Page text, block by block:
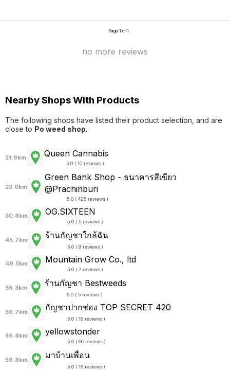
Page 1 of 1
no more reviews
Nearby Shops With Products
The following shops have listed their product selection, and are
close to Po weed shop.
21.9km Queen Cannabis
5.0 ( 10 reviews )
23.0km
Green Bank Shop - ธนาคารสีเขียว
@Prachinburi
5.0 ( 425 reviews )
30.8km OG.SIXTEEN
5.0 ( 5 reviews )
45.7km ร้านกัญชาใกล้ฉัน
5.0 ( 9 reviews )
49.5km Mountain Grow Co., ltd
5.0 ( 7 reviews )
56.3km ร้านกัญชา Bestweeds
5.0 ( 5 reviews )
58.7km กัญชาปากช่อง TOP SECRET 420
5.0 ( 18 reviews )
59.8km yellowstonder
5.0 ( 66 reviews )
59.8km มาบ้านเพื่อน
5.0 ( 18 reviews )